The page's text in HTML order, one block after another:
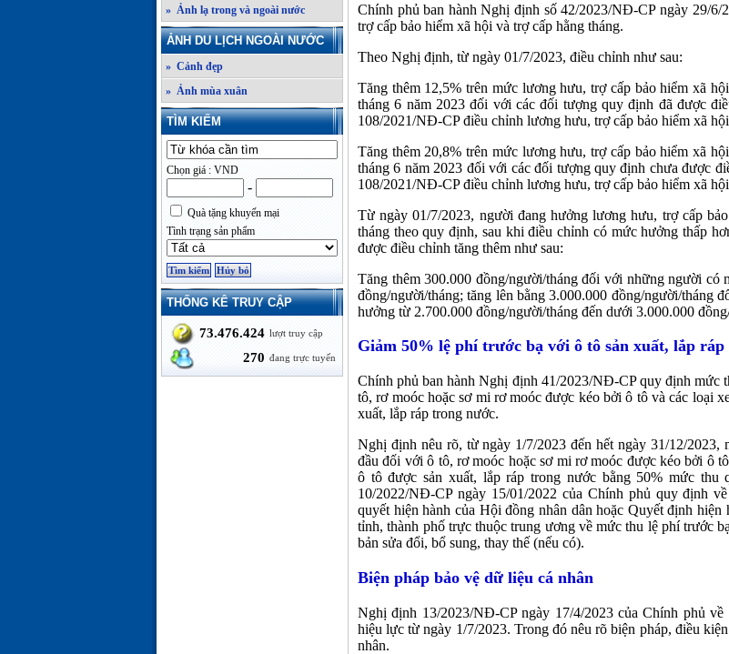
» Ảnh lạ trong và ngoài nước
ẢNH DU LỊCH NGOÀI NƯỚC
» Cảnh đẹp
» Ảnh mùa xuân
TÌM KIẾM
Chọn giá : VND
-
Quà tặng khuyến mại
Tình trạng sản phẩm
THỐNG KÊ TRUY CẬP
73.476.424 lượt truy cập
270 đang trực tuyến
Chính phủ ban hành Nghị định số 42/2023/NĐ-CP ngày 29/6/
trợ cấp bảo hiểm xã hội và trợ cấp hằng tháng.
Theo Nghị định, từ ngày 01/7/2023, điều chỉnh như sau:
Tăng thêm 12,5% trên mức lương hưu, trợ cấp bảo hiểm xã
tháng 6 năm 2023 đối với các đối tượng quy định đã được
108/2021/NĐ-CP điều chỉnh lương hưu, trợ cấp bảo hiểm xã
Tăng thêm 20,8% trên mức lương hưu, trợ cấp bảo hiểm xã
tháng 6 năm 2023 đối với các đối tượng quy định chưa được
108/2021/NĐ-CP điều chỉnh lương hưu, trợ cấp bảo hiểm xã
Từ ngày 01/7/2023, người đang hưởng lương hưu, trợ cấp
tháng theo quy định, sau khi điều chỉnh có mức hưởng thấp
được điều chỉnh tăng thêm như sau:
Tăng thêm 300.000 đồng/người/tháng đối với những người có
đồng/người/tháng; tăng lên bằng 3.000.000 đồng/người/tháng
hưởng từ 2.700.000 đồng/người/tháng đến dưới 3.000.000
Giảm 50% lệ phí trước bạ với ô tô sản xuất, lắp
Chính phủ ban hành Nghị định 41/2023/NĐ-CP quy định mức
tô, rơ moóc hoặc sơ mi rơ moóc được kéo bởi ô tô và các loại
xuất, lắp ráp trong nước.
Nghị định nêu rõ, từ ngày 1/7/2023 đến hết ngày 31/12/2023,
đầu đối với ô tô, rơ moóc hoặc sơ mi rơ moóc được kéo bởi ô
ô tô được sản xuất, lắp ráp trong nước bằng 50% mức thu
10/2022/NĐ-CP ngày 15/01/2022 của Chính phủ quy định
quyết hiện hành của Hội đồng nhân dân hoặc Quyết định hiện
tỉnh, thành phố trực thuộc trung ương về mức thu lệ phí trước
bản sửa đổi, bổ sung, thay thế (nếu có).
Biện pháp bảo vệ dữ liệu cá nhân
Nghị định 13/2023/NĐ-CP ngày 17/4/2023 của Chính phủ
hiệu lực từ ngày 1/7/2023. Trong đó nêu rõ biện pháp, điều
nhân.